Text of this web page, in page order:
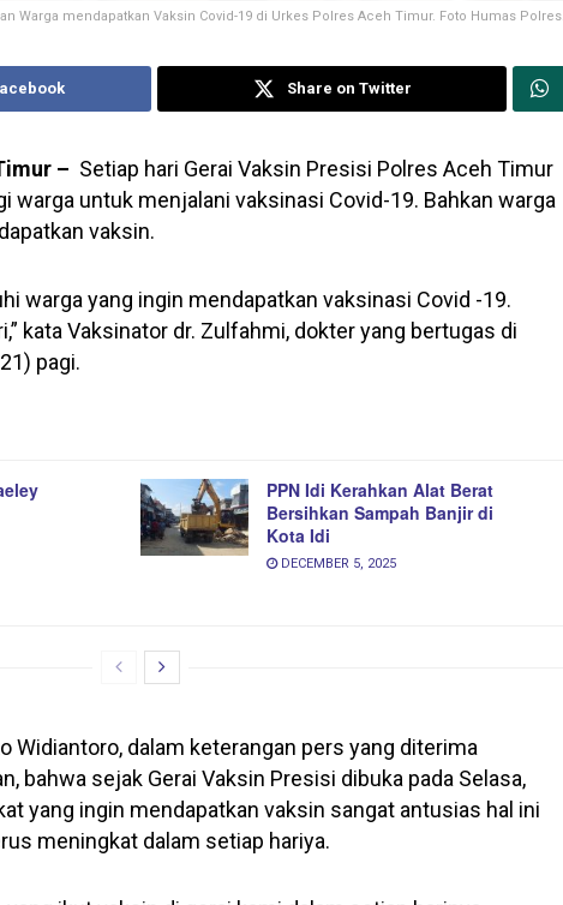
Warga mendapatkan Vaksin Covid-19 di Urkes Polres Aceh Timur. Foto Humas Polres.
Share on Twitter
– Setiap hari Gerai Vaksin Presisi Polres Aceh Timur
warga untuk menjalani vaksinasi Covid-19. Bahkan warga
vaksin.
warga yang ingin mendapatkan vaksinasi Covid -19.
kata Vaksinator dr. Zulfahmi, dokter yang bertugas di
pagi.
PPN Idi Kerahkan Alat Berat
Bersihkan Sampah Banjir di
Kota Idi
DECEMBER 5, 2025
Widiantoro, dalam keterangan pers yang diterima
bahwa sejak Gerai Vaksin Presisi dibuka pada Selasa,
yang ingin mendapatkan vaksin sangat antusias hal ini
meningkat dalam setiap hariya.